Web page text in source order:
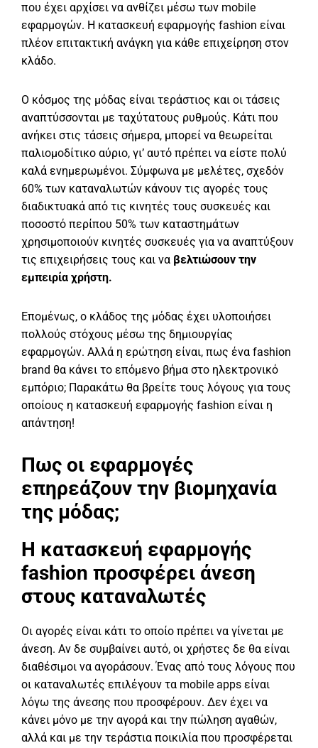
που έχει αρχίσει να ανθίζει μέσω των mobile
εφαρμογών. Η κατασκευή εφαρμογής fashion είναι
πλέον επιτακτική ανάγκη για κάθε επιχείρηση στον
κλάδο.
Ο κόσμος της μόδας είναι τεράστιος και οι τάσεις
αναπτύσσονται με ταχύτατους ρυθμούς. Κάτι που
ανήκει στις τάσεις σήμερα, μπορεί να θεωρείται
παλιομοδίτικο αύριο, γι’ αυτό πρέπει να είστε πολύ
καλά ενημερωμένοι. Σύμφωνα με μελέτες, σχεδόν
60% των καταναλωτών κάνουν τις αγορές τους
διαδικτυακά από τις κινητές τους συσκευές και
ποσοστό περίπου 50% των καταστημάτων
χρησιμοποιούν κινητές συσκευές για να αναπτύξουν
τις επιχειρήσεις τους και να βελτιώσουν την
εμπειρία χρήστη.
Επομένως, ο κλάδος της μόδας έχει υλοποιήσει
πολλούς στόχους μέσω της δημιουργίας
εφαρμογών. Αλλά η ερώτηση είναι, πως ένα fashion
brand θα κάνει το επόμενο βήμα στο ηλεκτρονικό
εμπόριο; Παρακάτω θα βρείτε τους λόγους για τους
οποίους η κατασκευή εφαρμογής fashion είναι η
απάντηση!
Πως οι εφαρμογές
επηρεάζουν την βιομηχανία
της μόδας;
Η κατασκευή εφαρμογής
fashion προσφέρει άνεση
στους καταναλωτές
Οι αγορές είναι κάτι το οποίο πρέπει να γίνεται με
άνεση. Αν δε συμβαίνει αυτό, οι χρήστες δε θα είναι
διαθέσιμοι να αγοράσουν. Ένας από τους λόγους που
οι καταναλωτές επιλέγουν τα mobile apps είναι
λόγω της άνεσης που προσφέρουν. Δεν έχει να
κάνει μόνο με την αγορά και την πώληση αγαθών,
αλλά και με την τεράστια ποικιλία που προσφέρεται